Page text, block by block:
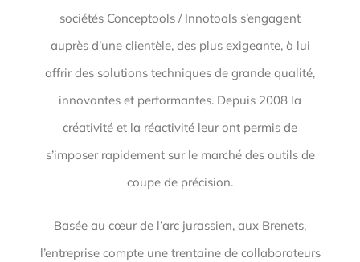
sociétés Conceptools / Innotools s’engagent
auprès d’une clientèle, des plus exigeante, à lui
offrir des solutions techniques de grande qualité,
innovantes et performantes. Depuis 2008 la
créativité et la réactivité leur ont permis de
s’imposer rapidement sur le marché des outils de
coupe de précision.
Basée au cœur de l’arc jurassien, aux Brenets,
l’entreprise compte une trentaine de collaborateurs